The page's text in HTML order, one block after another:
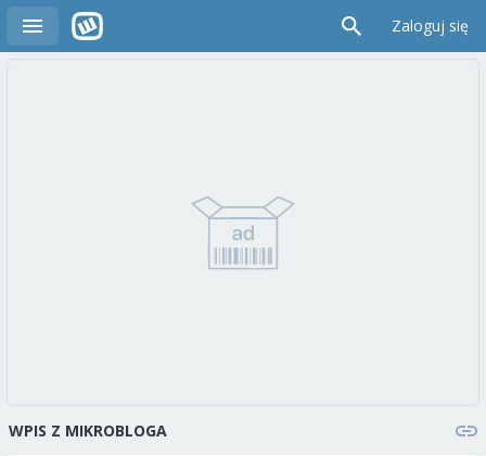
Zaloguj się
WPIS Z MIKROBLOGA